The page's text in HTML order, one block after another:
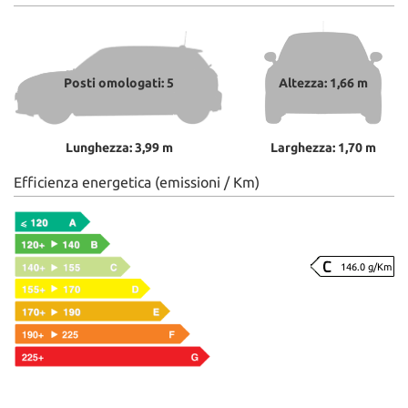
Posti omologati: 5
Lunghezza: 3,99 m
Altezza: 1,66 m
Larghezza: 1,70 m
Efficienza energetica (emissioni / Km)
146.0 g/Km